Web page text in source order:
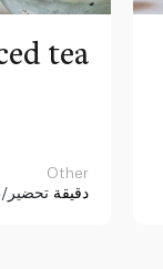
tea
Other
10 دقيقة